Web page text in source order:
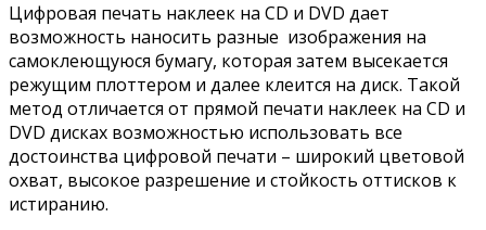
Цифровая печать наклеек на CD и DVD дает
возможность наносить разные изображения на
самоклеющуюся бумагу, которая затем высекается
режущим плоттером и далее клеится на диск. Такой
метод отличается от прямой печати наклеек на CD и
DVD дисках возможностью использовать все
достоинства цифровой печати – широкий цветовой
охват, высокое разрешение и стойкость оттисков к
истиранию.